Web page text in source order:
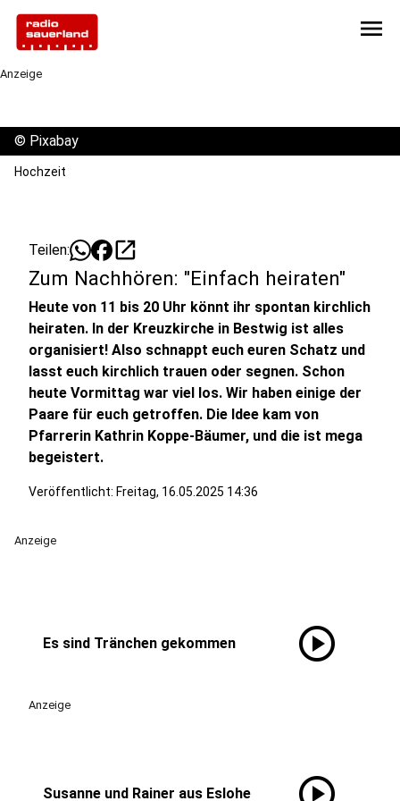
menu
Anzeige
© Pixabay
Hochzeit
Teilen: open_in_new
Zum Nachhören: "Einfach heiraten"
Heute von 11 bis 20 Uhr könnt ihr spontan kirchlich
heiraten. In der Kreuzkirche in Bestwig ist alles
organisiert! Also schnappt euch euren Schatz und
lasst euch kirchlich trauen oder segnen. Schon
heute Vormittag war viel los. Wir haben einige der
Paare für euch getroffen. Die Idee kam von
Pfarrerin Kathrin Koppe-Bäumer, und die ist mega
begeistert.
Veröffentlicht: Freitag, 16.05.2025 14:36
Anzeige
Es sind Tränchen gekommen play_circle
Anzeige
Susanne und Rainer aus Eslohe